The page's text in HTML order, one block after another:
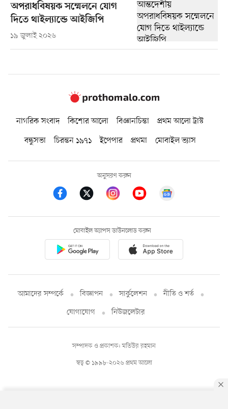
অপরাধবিষয়ক সম্মেলনে যোগ
দিতে থাইল্যান্ডে আইজিপি
১৯ জুলাই ২০২৬
নাগরিক সংবাদ কিশোর আলো বিজ্ঞানচিন্তা
প্রথম আলো ট্রাস্ট
বন্ধুসভা
চিরন্তন ১৯৭১ ইপেপার প্রথমা মোবাইল ভ্যাস
অনুসরণ করুন
মোবাইল অ্যাপস ডাউনলোড করুন
আমাদের সম্পর্কে বিজ্ঞাপন সার্কুলেশন
নীতি ও শর্ত
যোগাযোগ
নিউজলেটার
স্বত্ব © ১৯৯৮-২০২৬ প্রথম আলো
সম্পাদক ও প্রকাশক: মতিউর রহমান